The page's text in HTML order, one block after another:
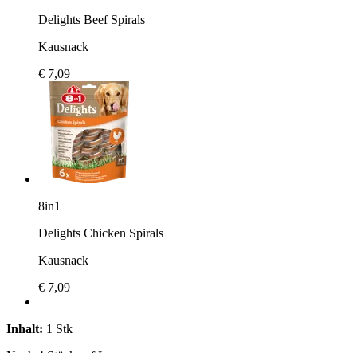
Delights Beef Spirals
Kausnack
€ 7,09
8in1
Delights Chicken Spirals
Kausnack
€ 7,09
Inhalt: 1 Stk